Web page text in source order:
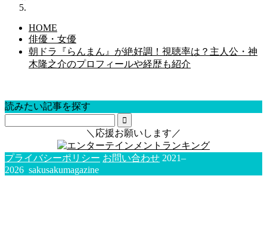
HOME
俳優・女優
朝ドラ『らんまん』が絶好調！視聴率は？主人公・神
木隆之介のプロフィールや経歴も紹介
読みたい記事を探す
＼応援お願いします／
プライバシーポリシー お問い合わせ 2021–
2026 sakusakumagazine